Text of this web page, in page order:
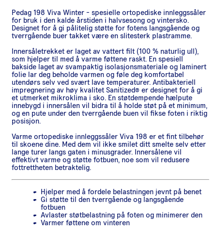
Pedag 198 Viva Winter - spesielle ortopediske innleggssåler
for bruk i den kalde årstiden i halvsesong og vintersko.
Designet for å gi pålitelig støtte for fotens langsgående og
tverrgående buer takket være en slitesterk plastramme.
Innersåletrekket er laget av vattert filt (100 % naturlig ull),
som hjelper til med å varme føttene raskt. En spesiell
bakside laget av svampaktig isolasjonsmateriale og laminert
folie lar deg beholde varmen og føle deg komfortabel
utendørs selv ved svært lave temperaturer. Antibakteriell
impregnering av høy kvalitet Sanitized® er designet for å gi
et utmerket mikroklima i sko. En støtdempende hælpute
innebygd i innersålen vil bidra til å holde støt på et minimum,
og en pute under den tverrgående buen vil fikse foten i riktig
posisjon.
Varme ortopediske innleggssåler Viva 198 er et fint tilbehør
til skoene dine. Med dem vil ikke smilet ditt smelte selv etter
lange turer langs gaten i minusgrader. Innersålene vil
effektivt varme og støtte fotbuen, noe som vil redusere
fottrettheten betraktelig.
Hjelper med å fordele belastningen jevnt på benet
Gi støtte til den tverrgående og langsgående
fotbuen
Avlaster støtbelastning på foten og minimerer den
Varmer føttene om vinteren